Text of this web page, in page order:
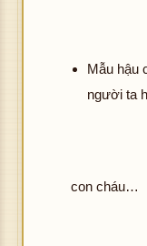
Mẫu hậu
người ta
con cháu…